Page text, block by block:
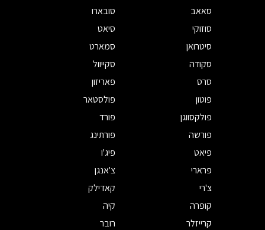
סאאב
סובארו
סוזוקי
סיאט
סיטרואן
סמארט
סקודה
סקייוול
סרס
פאריזון
פוטון
פולסטאר
פולקסווגן
פורד
פורשה
פורתינג
פיאט
פיג'ו
פרארי
צ'אנגן
צ'רי
קאדילק
קופרה
קיה
קרייזלר
רובר